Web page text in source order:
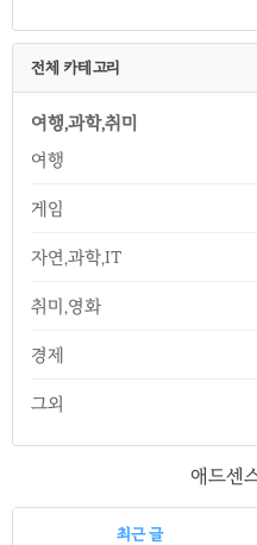
가..
전체 카테고리
여행,과학,취미
여행
게임
자연,과학,IT
취미,영화
경제
그외
애드센
최근 글